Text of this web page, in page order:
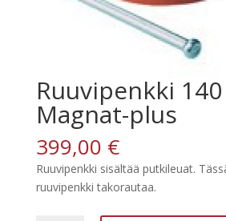
Ruuvipenkki
Magnat-plus
399,00 €
Ruuvipenkki sisältää putkileuat.
ruuvipenkki takorautaa.